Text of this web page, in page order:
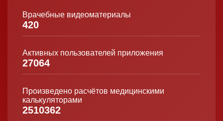
Врачебные видеоматериалы
420
Активных пользователей приложения
27064
Произведено расчётов медицинскими
калькуляторами
2510362